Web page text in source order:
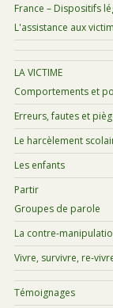
France – Dispositifs
L'assistance aux
LA VICTIME
Comportements et
Erreurs, fautes et
Le harcèlement
Les enfants
Partir
Groupes de parole
La contre-
Vivre, survivre, re-
Témoignages